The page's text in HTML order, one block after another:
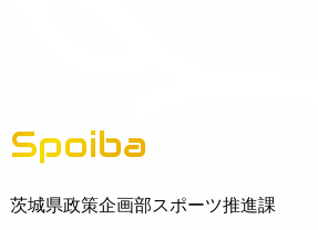
Spoiba
茨城県政策企画部スポーツ推進課